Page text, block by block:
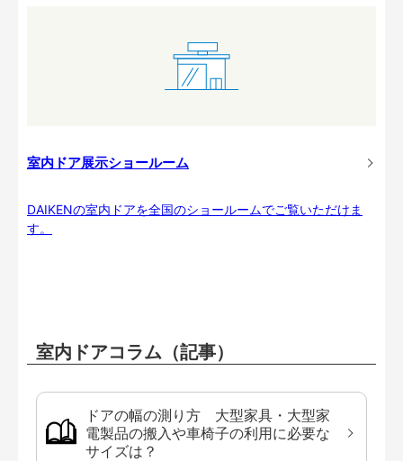
室内ドア展示ショールーム
DAIKENの室内ドアを全国のショールームでご覧いただけま
す。
室内ドアコラム（記事）
ドアの幅の測り方 大型家具・大型家
電製品の搬入や車椅子の利用に必要な
サイズは？